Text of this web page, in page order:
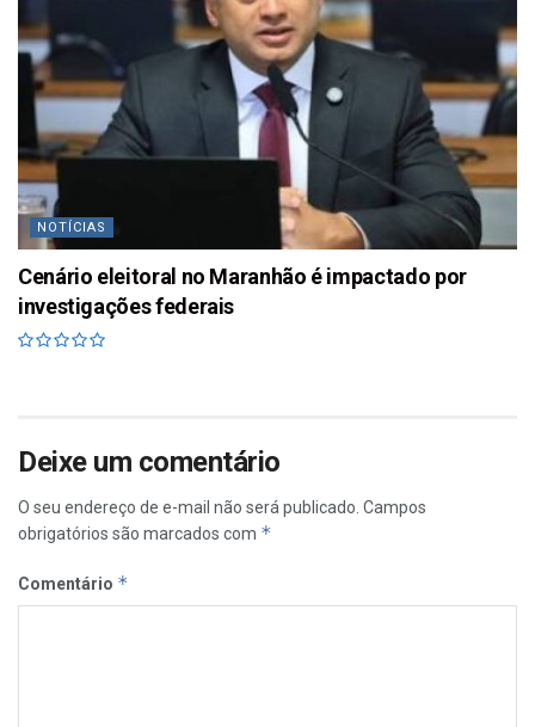
NOTÍCIAS
Cenário eleitoral no Maranhão é impactado por
investigações federais
Deixe um comentário
O seu endereço de e-mail não será publicado. Campos
obrigatórios são marcados com *
Comentário *